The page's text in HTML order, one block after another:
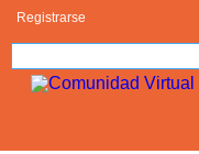
Registrarse